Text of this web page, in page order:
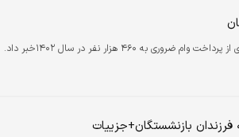
به ۴۶۰ هزار نفر در سال ۱۴۰۲خبر داد.
فرزندان بازنشستگان+جزییات